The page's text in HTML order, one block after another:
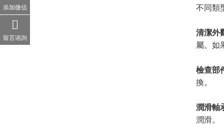
不同類
清潔外
屬。如
檢查部
換。
潤滑軸
潤滑。
添加微信
留言谘詢